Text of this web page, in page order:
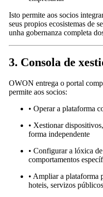
Isto permite aos socios
seus propios ecosistemas de
unha gobernanza completa
3. Consola de
OWON entrega o portal
permite aos socios:
• Operar a plataforma
• Xestionar
forma independente
• Configurar a lóxica
comportamentos
• Ampliar a plataforma
hoteis, servizos